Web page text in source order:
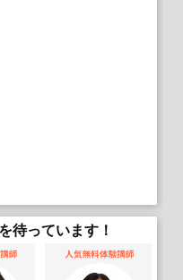
待っています！